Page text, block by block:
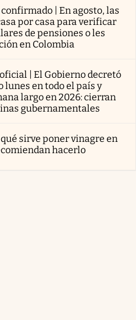
| En agosto, las
por casa para verificar
de pensiones o les
en Colombia
| El Gobierno decretó
en todo el país y
largo en 2026: cierran
gubernamentales
sirve poner vinagre en
hacerlo